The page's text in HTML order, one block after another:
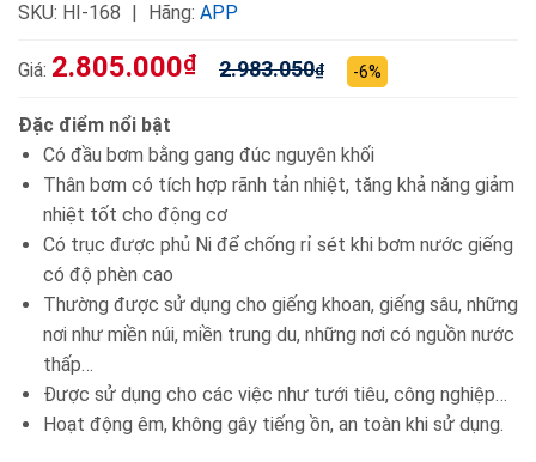
SKU: HI-168 Hãng: APP
Giá: 2.805.000₫ 2.983.050₫ -6%
Đặc điểm nổi bật
Có đầu bơm bằng gang đúc nguyên khối
Thân bơm có tích hợp rãnh tản nhiệt, tăng khả năng giảm
nhiệt tốt cho động cơ
Có trục được phủ Ni để chống rỉ sét khi bơm nước giếng
có độ phèn cao
Thường được sử dụng cho giếng khoan, giếng sâu, những
nơi như miền núi, miền trung du, những nơi có nguồn nước
thấp…
Được sử dụng cho các việc như tưới tiêu, công nghiệp…
Hoạt động êm, không gây tiếng ồn, an toàn khi sử dụng.